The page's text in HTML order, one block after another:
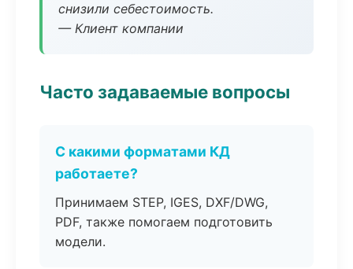
снизили себестоимость.
— Клиент компании
Часто задаваемые вопросы
С какими форматами КД
работаете?
Принимаем STEP, IGES, DXF/DWG,
PDF, также помогаем подготовить
модели.